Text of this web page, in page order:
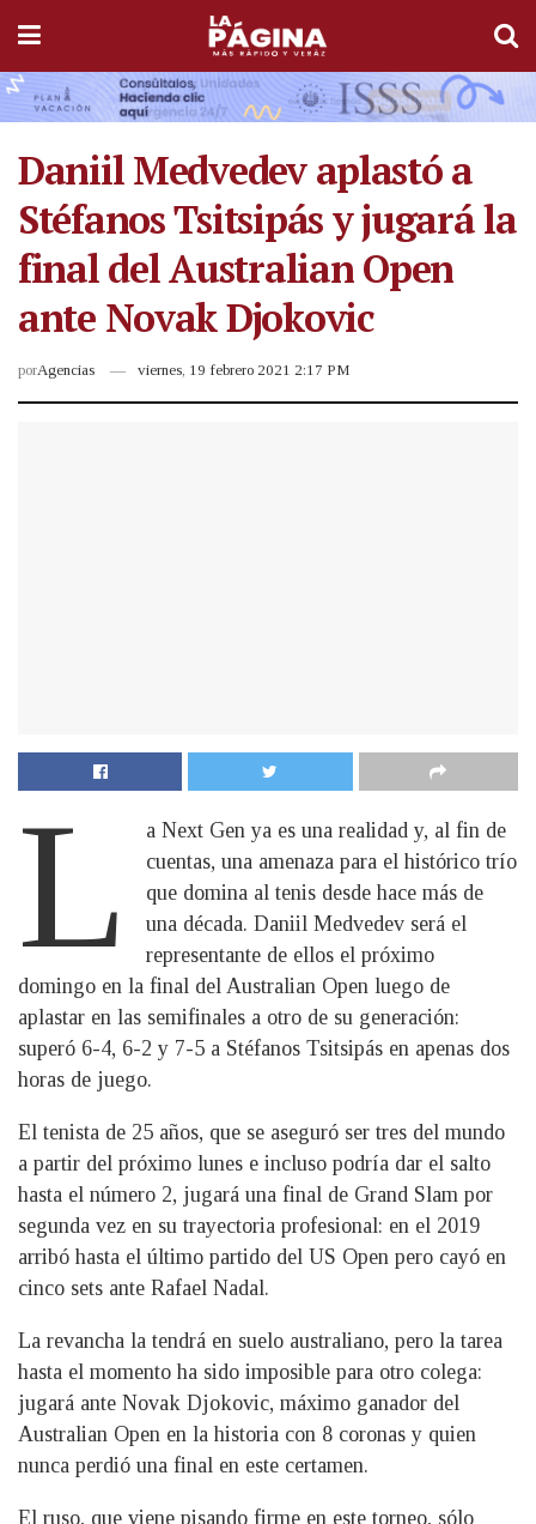
Daniil Medvedev aplastó a
Stéfanos Tsitsipás y jugará la
final del Australian Open
ante Novak Djokovic
porAgencias viernes, 19 febrero 2021 2:17 PM
L
a Next Gen ya es una realidad y, al fin de
cuentas, una amenaza para el histórico trío
que domina al tenis desde hace más de
una década. Daniil Medvedev será el
representante de ellos el próximo
domingo en la final del Australian Open luego de
aplastar en las semifinales a otro de su generación:
superó 6-4, 6-2 y 7-5 a Stéfanos Tsitsipás en apenas dos
horas de juego.
El tenista de 25 años, que se aseguró ser tres del mundo
a partir del próximo lunes e incluso podría dar el salto
hasta el número 2, jugará una final de Grand Slam por
segunda vez en su trayectoria profesional: en el 2019
arribó hasta el último partido del US Open pero cayó en
cinco sets ante Rafael Nadal.
La revancha la tendrá en suelo australiano, pero la tarea
hasta el momento ha sido imposible para otro colega:
jugará ante Novak Djokovic, máximo ganador del
Australian Open en la historia con 8 coronas y quien
nunca perdió una final en este certamen.
El ruso, que viene pisando firme en este torneo, sólo